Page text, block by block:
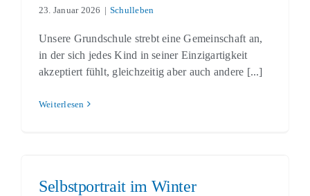
23. Januar 2026 | Schulleben
Unsere Grundschule strebt eine Gemeinschaft an,
in der sich jedes Kind in seiner Einzigartigkeit
akzeptiert fühlt, gleichzeitig aber auch andere [...]
Weiterlesen
Selbstportrait im Winter